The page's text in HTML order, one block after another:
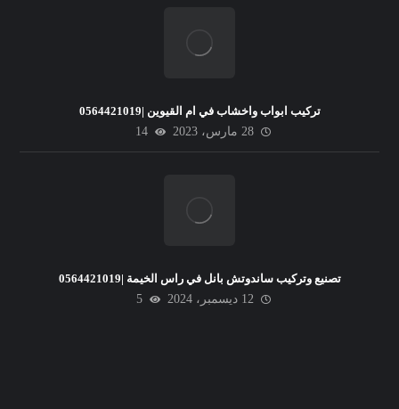
تركيب ابواب واخشاب في ام القيوين |0564421019
28 مارس، 2023
14
تصنيع وتركيب ساندوتش بانل في راس الخيمة |0564421019
12 ديسمبر، 2024
5